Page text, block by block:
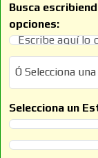
Busca
opciones:
Ó Selecciona una
Ó Selecciona
Selecciona un
Selecciona un
Selecciona un